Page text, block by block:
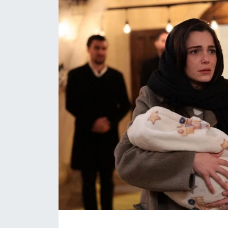
Daday Haberleri
Devrekani Haberleri
Doğanyurt Haberleri
Hanönü Haberleri
İhsangazi Haberleri
İnebolu Haberleri
Küre Haberleri
Merkez Haberleri